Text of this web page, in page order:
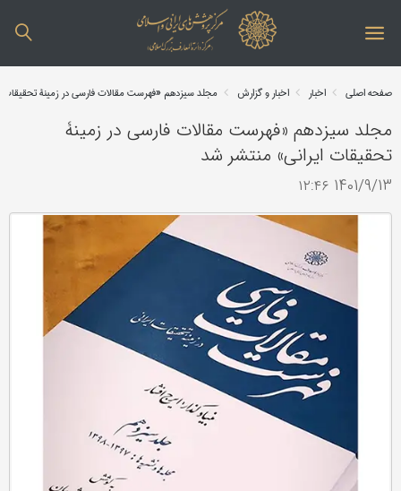
صفحه اصلی اخبار اخبار و گزارش مجلد سیزدهم «فهرست مقالات فارسی در زمینۀ
مجلد سیزدهم «فهرست مقالات فارسی در زمینۀ
تحقیقات ایرانی» منتشر شد
1401/9/13 ۱۲:۴۶